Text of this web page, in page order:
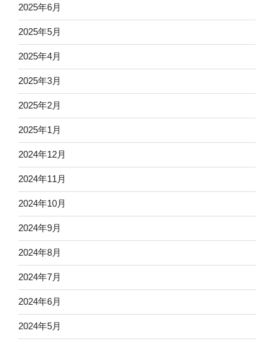
2025年6月
2025年5月
2025年4月
2025年3月
2025年2月
2025年1月
2024年12月
2024年11月
2024年10月
2024年9月
2024年8月
2024年7月
2024年6月
2024年5月